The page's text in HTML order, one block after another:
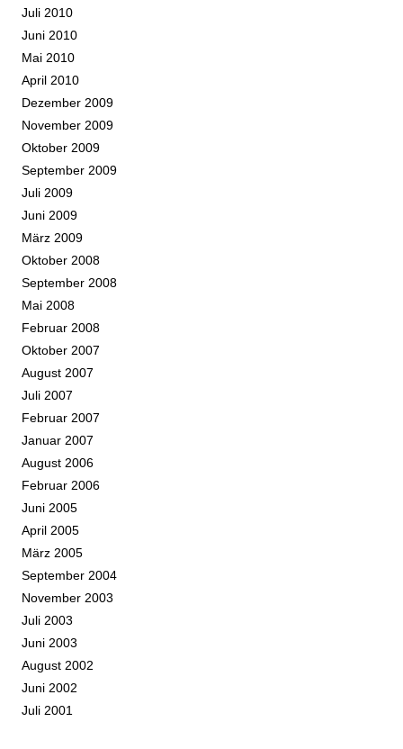
Juli 2010
Juni 2010
Mai 2010
April 2010
Dezember 2009
November 2009
Oktober 2009
September 2009
Juli 2009
Juni 2009
März 2009
Oktober 2008
September 2008
Mai 2008
Februar 2008
Oktober 2007
August 2007
Juli 2007
Februar 2007
Januar 2007
August 2006
Februar 2006
Juni 2005
April 2005
März 2005
September 2004
November 2003
Juli 2003
Juni 2003
August 2002
Juni 2002
Juli 2001